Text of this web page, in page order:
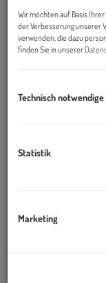
Objekt und Lage:
Der Concorde
ca. 26.000 m²
DieBüros im
Ausgangspunkt für
Mit dem PKW
Wir möchten auf Basis
der Verbesserung unserer
verwenden, die dazu
finden Sie in unserer
Technisch notwendige
Statistik
Marketing